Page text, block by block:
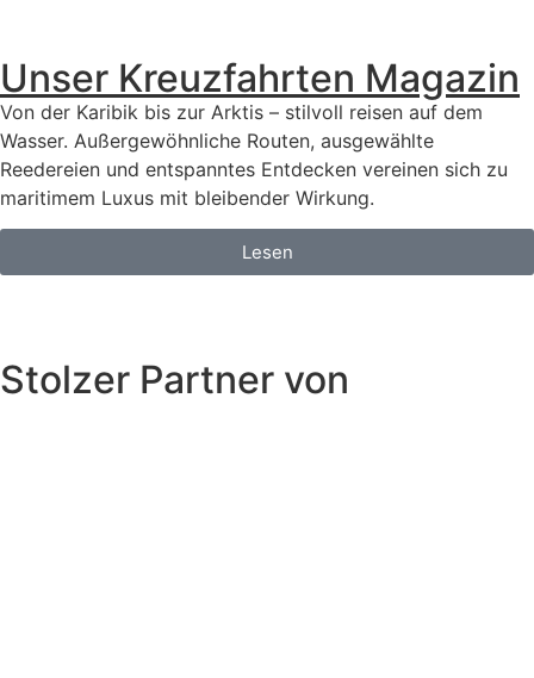
Unser Kreuzfahrten Magazin
Von der Karibik bis zur Arktis – stilvoll reisen auf dem
Wasser. Außergewöhnliche Routen, ausgewählte
Reedereien und entspanntes Entdecken vereinen sich zu
maritimem Luxus mit bleibender Wirkung.
Lesen
Stolzer Partner von